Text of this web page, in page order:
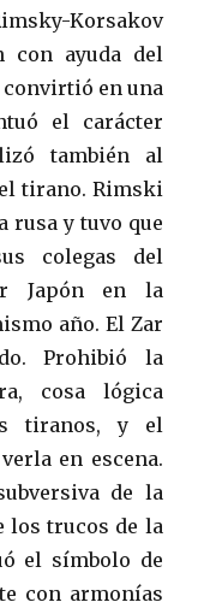
Korsakov
con ayuda del
en una
el carácter
también al
tirano. Rimski
rusa y tuvo que
colegas del
Japón en la
año. El Zar
Prohibió la
cosa lógica
tiranos, y el
en escena.
de la
los trucos de la
el símbolo de
con armonías